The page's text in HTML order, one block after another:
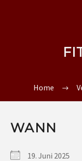
Home
WANN
19. Juni 2025